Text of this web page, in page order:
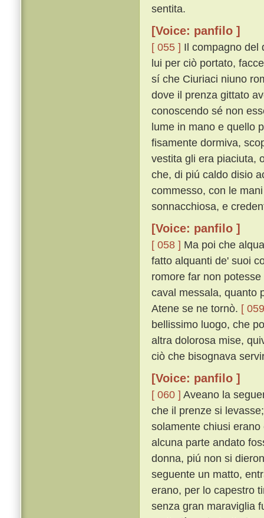
sentita.
[Voice: panfilo ]
[ 055 ] Il compagno del
lui per ciò portato,
sí che Ciuriaci niuno
dove il prenza gittato
conoscendo sé non
lume in mano e quello
fisamente dormiva,
vestita gli era piaciuta,
che, di piú caldo disio
commesso, con le
sonnacchiosa, e
[Voice: panfilo ]
[ 058 ] Ma poi che
fatto alquanti de' suoi
romore far non
caval messala, quanto
Atene se ne tornò. [
bellissimo luogo, che
altra dolorosa mise,
ciò che bisognava
[Voice: panfilo ]
[ 060 ] Aveano la
che il prenze si
solamente chiusi
alcuna parte andato
donna, piú non si
seguente un matto,
erano, per lo capestro
senza gran maraviglia